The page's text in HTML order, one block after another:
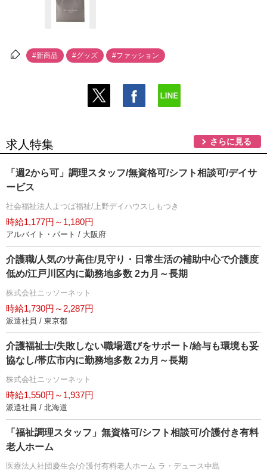
#新商品 #グッズ #ファッション
求人特集 さらに見る
「週2から可」調理スタッフ/無資格可/シフト相談可/デイサ
ービス
社会福祉法人よつば福祉/上野デイハウスしもつき
時給1,177円～1,180円
アルバイト・パート / 大阪府
介護職/人気のサ高住/見守り・日常生活の補助中心で介護度
低め/江戸川区内に勤務地多数 2カ月～長期
株式会社ニッソーネット
時給1,730円～2,287円
派遣社員 / 東京都
介護福祉士/失敗しない職場選びをサポート/給与も環境も妥
協なし/帯広市内に勤務地多数 2カ月～長期
株式会社ニッソーネット
時給1,550円～1,937円
派遣社員 / 北海道
「福祉調理スタッフ」無資格可/シフト相談可/介護付き有料
老人ホーム
医療法人社団慶生会/介護付有料老人ホーム ラ・デュース中島